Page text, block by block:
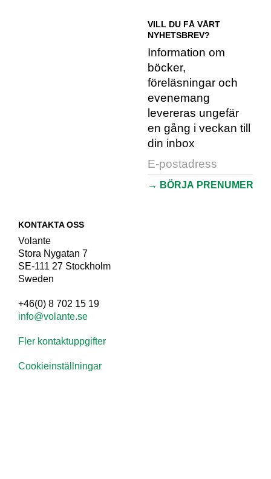
VILL DU FÅ VÅRT
NYHETSBREV?
Information om
böcker,
föreläsningar och
evenemang
levereras ungefär
en gång i veckan till
din inbox
KONTAKTA OSS
Volante
Stora Nygatan 7
SE-111 27 Stockholm
Sweden
+46(0) 8 702 15 19
info@volante.se
Fler kontaktuppgifter
Cookieinställningar